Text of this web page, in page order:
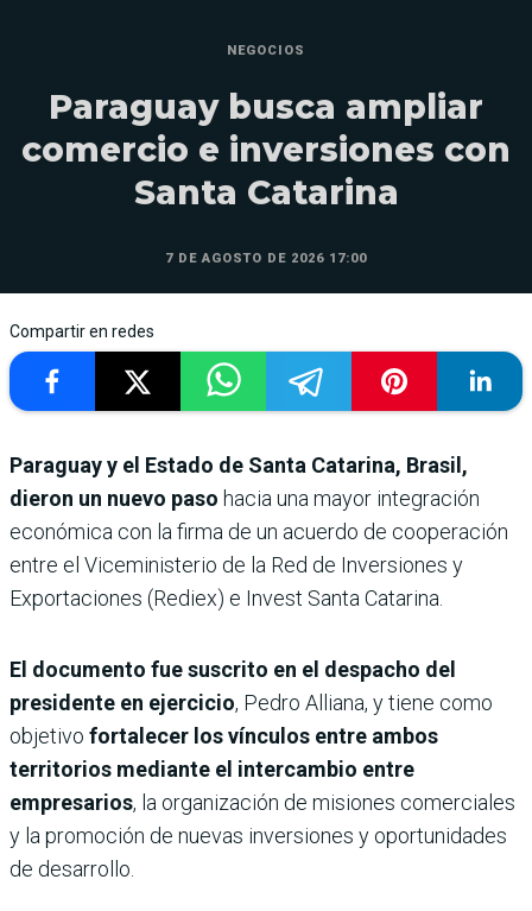
NEGOCIOS
Paraguay busca ampliar
comercio e inversiones con
Santa Catarina
7 DE AGOSTO DE 2026 17:00
Compartir en redes
Paraguay y el Estado de Santa Catarina, Brasil,
dieron un nuevo paso hacia una mayor integración
económica con la firma de un acuerdo de cooperación
entre el Viceministerio de la Red de Inversiones y
Exportaciones (Rediex) e Invest Santa Catarina.
El documento fue suscrito en el despacho del
presidente en ejercicio, Pedro Alliana, y tiene como
objetivo fortalecer los vínculos entre ambos
territorios mediante el intercambio entre
empresarios, la organización de misiones comerciales
y la promoción de nuevas inversiones y oportunidades
de desarrollo.